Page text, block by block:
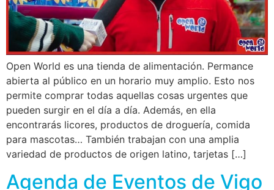
Open World es una tienda de alimentación. Permance
abierta al público en un horario muy amplio. Esto nos
permite comprar todas aquellas cosas urgentes que
pueden surgir en el día a día. Además, en ella
encontrarás licores, productos de droguería, comida
para mascotas… También trabajan con una amplia
variedad de productos de origen latino, tarjetas […]
Agenda de Eventos de Vigo